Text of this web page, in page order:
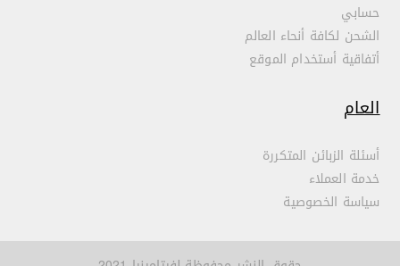
حسابي
الشحن لكافة أنحاء العالم
أتفاقية أستخدام الموقع
العام
أسئلة الزبائن المتكررة
خدمة العملاء
سياسة الخصوصية